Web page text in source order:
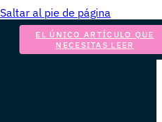
Saltar al pie de página
EL ÚNICO ARTÍCULO QUE
NECESITAS LEER